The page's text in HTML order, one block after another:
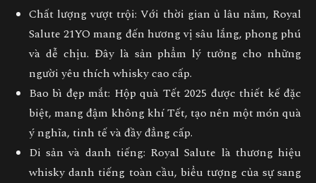
Chất lượng vượt trội: Với thời gian ủ lâu năm, Royal
Salute 21YO mang đến hương vị sâu lắng, phong phú
và dễ chịu. Đây là sản phẩm lý tưởng cho những
người yêu thích whisky cao cấp.
Bao bì đẹp mắt: Hộp quà Tết 2025 được thiết kế đặc
biệt, mang đậm không khí Tết, tạo nên một món quà
ý nghĩa, tinh tế và đầy đẳng cấp.
Di sản và danh tiếng: Royal Salute là thương hiệu
whisky danh tiếng toàn cầu, biểu tượng của sự sang